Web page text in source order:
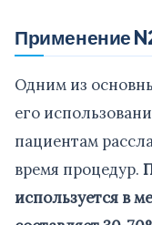
Применение
Одним из
его
пациентам
время процедур.
используется в